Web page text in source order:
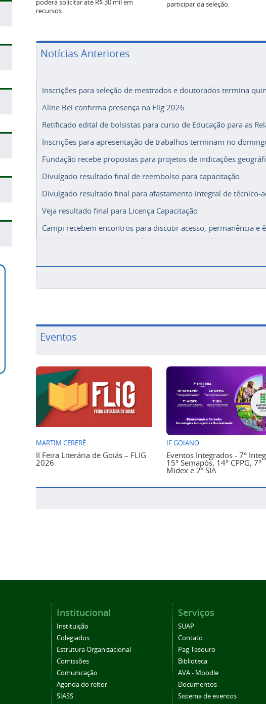
poderá solicitar até R$ 30 mil em
recursos.
participar da seleção.
Notícias Anteriores
Inscrições para seleção de mestrados e doutorados termina
Aline Bei confirma presença na Flig 2026
Retificado edital de bolsistas para curso de Educação para as
Inscrições para apresentação de trabalhos terminam no
Fundação recebe propostas para projetos de indicações
Divulgado resultado final de reembolso para capacitação
Divulgado resultado final para afastamento integral de técnico-
Veja resultado final para Licença Capacitação
Campi recebem encontros para discutir acesso, permanência e
Eventos
MARTIM CERERÊ
II Feira Literária de Goiás – FLIG
2026
IF GOIANO
Eventos Integrados - 7°
15° Semapós, 14° CPPG, 7°
Midex e 2ª SIA
Institucional
Instituição
Colegiados
Estrutura Organizacional
Comissões
Comunicação
Agenda do reitor
SIASS
Serviços
SUAP
Contato
Pag Tesouro
Biblioteca
AVA - Moodle
Documentos
Sistema de eventos